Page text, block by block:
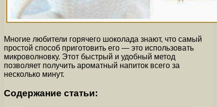
Многие любители горячего шоколада знают, что самый
простой способ приготовить его — это использовать
микроволновку. Этот быстрый и удобный метод
позволяет получить ароматный напиток всего за
несколько минут.
Содержание статьи: